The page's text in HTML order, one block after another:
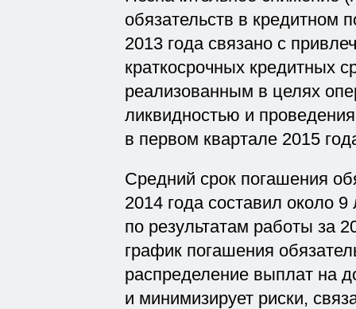
обязательств в кредитном
2013 года связано с
краткосрочных кредитных
реализованным в целях
ликвидностью и
в первом квартале 2015
Средний срок погашения
2014 года составил около
по результатам работы за
график погашения
распределение выплат на
и минимизирует риски,